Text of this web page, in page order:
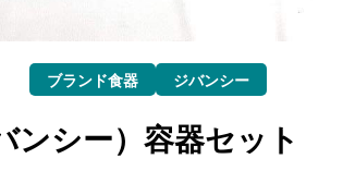
ブランド食器 ジバンシー
ンシー）容器セット